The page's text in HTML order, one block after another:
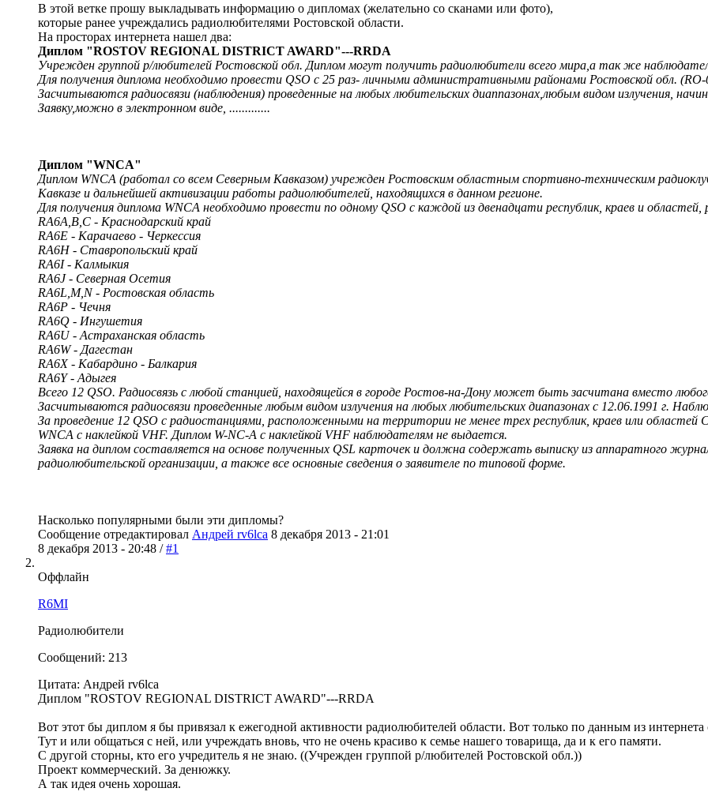
В этой ветке прошу выкладывать информацию о дипломах (желательно со сканами или фото),
которые ранее учреждались радиолюбителями Ростовской области.
На просторах интернета нашел два:
Диплом "ROSTOV REGIONAL DISTRICT AWARD"---RRDA
Учрежден группой р/любителей Ростовской обл. Диплом могут получить радиолюбители всего мира,а так же
Для получения диплома необходимо провести QSO с 25 раз- личными административными районами Ростовской обл.
Засчитываются радиосвязи (наблюдения) проведенные на любых любительских диаппазонах,любым видом излучения,
Заявку,можно в электронном виде, .............
Диплом "WNCA"
Диплом WNCA (работал со всем Северным Кавказом) учрежден Ростовским областным спортивно-техническим
Кавказе и дальнейшей активизации работы радиолюбителей, находящихся в данном регионе.
Для получения диплома WNCA необходимо провести по одному QSO с каждой из двенадцати республик, краев и
RA6A,B,C - Краснодарский край
RA6E - Карачаево - Черкессия
RA6H - Ставропольский край
RA6I - Калмыкия
RA6J - Северная Осетия
RA6L,M,N - Ростовская область
RA6P - Чечня
RA6Q - Ингушетия
RA6U - Астраханская область
RA6W - Дагестан
RA6X - Кабардино - Балкария
RA6Y - Адыгея
Всего 12 QSO. Радиосвязь с любой станцией, находящейся в городе Ростов-на-Дону может быть засчитана вместо
Засчитываются радиосвязи проведенные любым видом излучения на любых любительских диапазонах с 12.06.1991 г.
За проведение 12 QSO с радиостанциями, расположенными на территории не менее трех республик, краев или
WNCA с наклейкой VHF. Диплом W-NC-A с наклейкой VHF наблюдателям не выдается.
Заявка на диплом составляется на основе полученных QSL карточек и должна содержать выписку из аппаратного
радиолюбительской организации, а также все основные сведения о заявителе по типовой форме.
Насколько популярными были эти дипломы?
Сообщение отредактировал Андрей rv6lca 8 декабря 2013 - 21:01
8 декабря 2013 - 20:48 /#1
Оффлайн
R6MI
Радиолюбители
Сообщений: 213
Цитата: Андрей rv6lca
Диплом "ROSTOV REGIONAL DISTRICT AWARD"---RRDA
Вот этот бы диплом я бы привязал к ежегодной активности радиолюбителей области. Вот только по данным из
Тут и или общаться с ней, или учреждать вновь, что не очень красиво к семье нашего товарища, да и к его памяти.
С другой сторны, кто его учредитель я не знаю. ((Учрежден группой р/любителей Ростовской обл.))
Проект коммерческий. За денюжку.
А так идея очень хорошая.